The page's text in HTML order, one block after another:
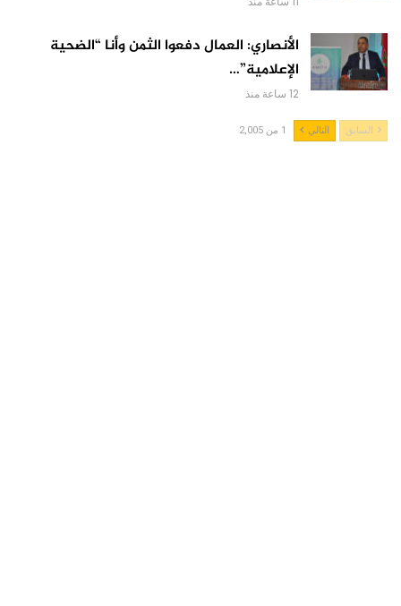
الأنصاري: العمال دفعوا الثمن وأنا “الضحية
الإعلامية”…
12 ساعة منذ
السابق التالي 1 من 2,005